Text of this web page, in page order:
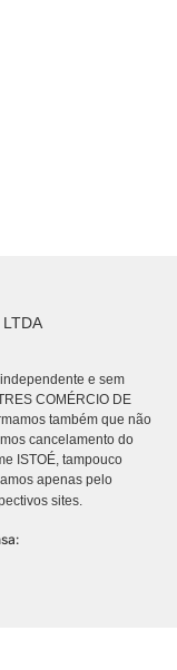
e sem
COMÉRCIO DE
também que não
cancelamento do
ISTOÉ, tampouco
apenas pelo
sites.